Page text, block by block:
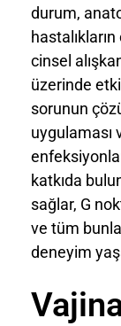
durum,
cinsel
üzerinde
sorunun
uygulaması
katkıda
sağlar, G
ve tüm
deneyim